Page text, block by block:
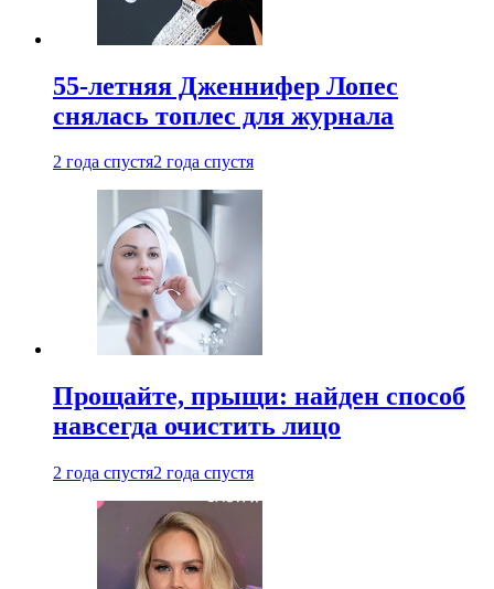
55-летняя Дженнифер Лопес
снялась топлес для журнала
2 года спустя2 года спустя
Прощайте, прыщи: найден способ
навсегда очистить лицо
2 года спустя2 года спустя